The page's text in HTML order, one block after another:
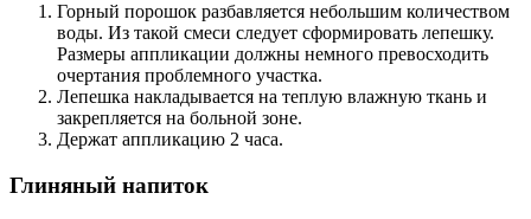
Горный порошок разбавляется небольшим количеством
воды. Из такой смеси следует сформировать лепешку.
Размеры аппликации должны немного превосходить
очертания проблемного участка.
Лепешка накладывается на теплую влажную ткань и
закрепляется на больной зоне.
Держат аппликацию 2 часа.
Глиняный напиток